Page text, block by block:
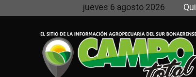
jueves 6 agosto 2026 Quienes